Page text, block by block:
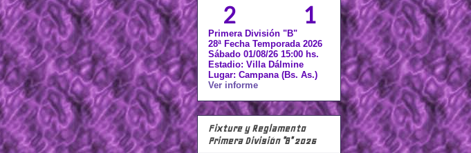
2 1
Primera División "B"
28ª Fecha Temporada 2026
Sábado 01/08/26 15:00 hs.
Estadio: Villa Dálmine
Lugar: Campana (Bs. As.)
Ver informe
Fixture y Reglamento
Primera División "B" 2026